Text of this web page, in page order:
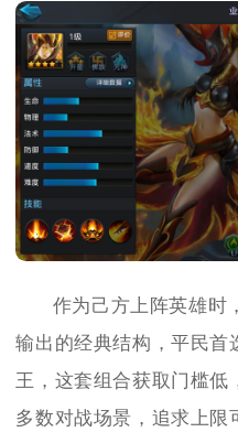
作为己方上阵英雄时
输出的经典结构，平民首
王，这套组合获取门槛低
多数对战场景，追求上限